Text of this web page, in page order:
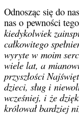
Odnosząc się do
nas o pewności
kiedykolwiek
całkowitego
wyryte w moim
wiele lat, a
przyszłości
dzieci, sług i
wcześniej, i że
królował bardziej